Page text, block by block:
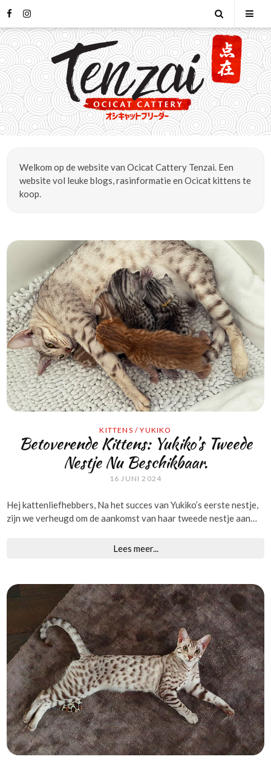
content
facebookinstagram
Search
Welkom op de website van Ocicat Cattery Tenzai. Een
website vol leuke blogs, rasinformatie en Ocicat kittens te
koop.
KITTENS /YUKIKO
Betoverende Kittens: Yukiko’s Tweede
Nestje Nu Beschikbaar.
16 JUNI 2024
Hej kattenliefhebbers, Na het succes van Yukiko’s eerste nestje,
zijn we verheugd om de aankomst van haar tweede nestje aan…
Lees meer...